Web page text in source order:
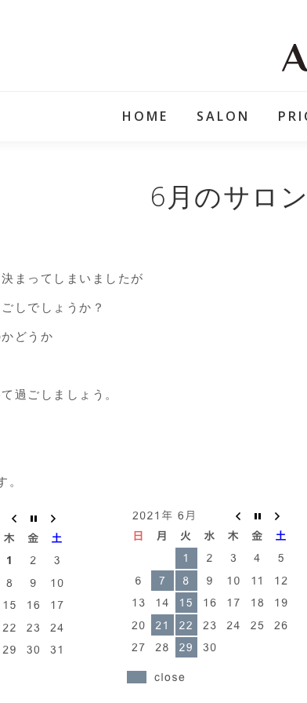
HOME SALON
6月のサロ
まってしまいましたが
しでしょうか？
どうか
過ごしましょう。
。